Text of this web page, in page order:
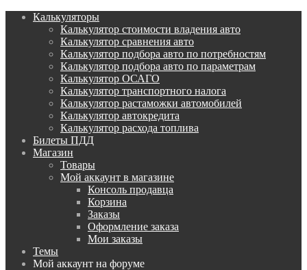
Калькуляторы
Калькулятор стоимости владения авто
Калькулятор сравнения авто
Калькулятор подбора авто по потребностям
Калькулятор подбора авто по параметрам
Калькулятор ОСАГО
Калькулятор транспортного налога
Калькулятор растаможки автомобилей
Калькулятор автокредита
Калькулятор расхода топлива
Билеты ПДД
Магазин
Товары
Мой аккаунт в магазине
Консоль продавца
Корзина
Заказы
Оформление заказа
Мои заказы
Темы
Мой аккаунт на форуме